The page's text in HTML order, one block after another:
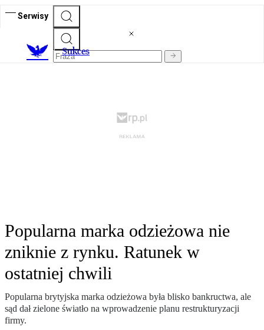
Serwisy
Sukces
Popularna marka odzieżowa nie
zniknie z rynku. Ratunek w
ostatniej chwili
Popularna brytyjska marka odzieżowa była blisko bankructwa, ale
sąd dał zielone światło na wprowadzenie planu restrukturyzacji
firmy.